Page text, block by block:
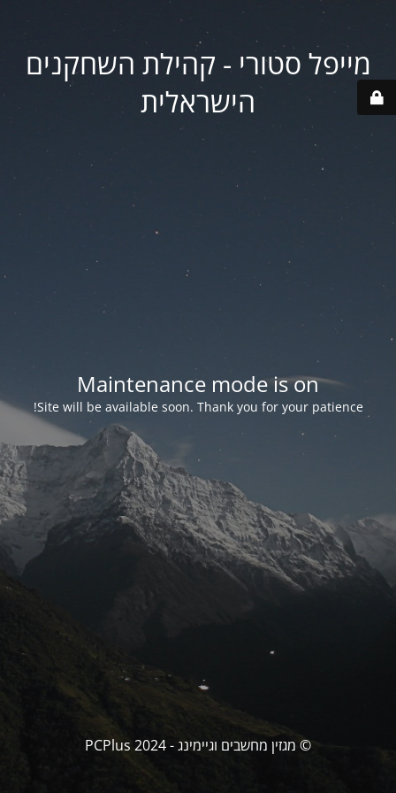
מייפל סטורי - קהילת השחקנים
הישראלית
Maintenance mode is on
Site will be available soon. Thank you for your patience!
© מגזין מחשבים וגיימינג - PCPlus 2024